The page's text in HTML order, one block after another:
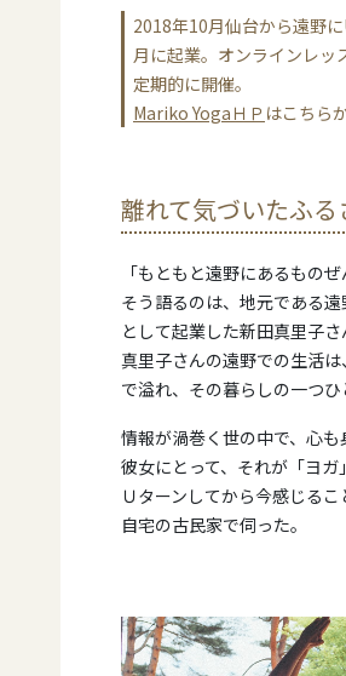
2018年10月仙台から遠野
月に起業。オンラインレッ
定期的に開催。
Mariko YogaＨＰ はこちら
離れて気づいたふ
「もともと遠野にあるもの
そう語るのは、地元である
として起業した新田真里子さ
真里子さんの遠野での生活
で溢れ、その暮らしの一つひ
情報が渦巻く世の中で、心も
彼女にとって、それが「ヨガ
Ｕターンしてから今感じる
自宅の古民家で伺った。